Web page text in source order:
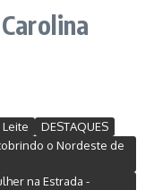
DESTAQUES
o Nordeste de
na Estrada -